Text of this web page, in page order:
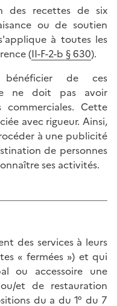
des recettes de six
ou de soutien
à toutes les
(II-F-2-b § 630).
de ces
ne doit pas avoir
Cette
avec rigueur. Ainsi,
à une publicité
de personnes
ses activités.
des services à leurs
« fermées ») et qui
ou accessoire une
et de restauration
du a du 1° du 7